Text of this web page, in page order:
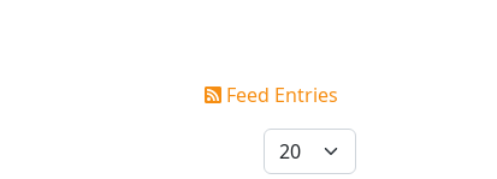
Feed Entries
Display #